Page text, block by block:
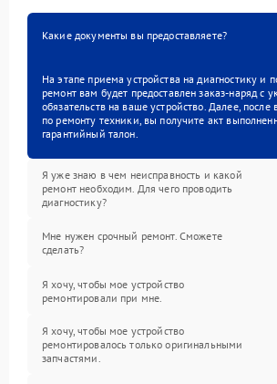
Какие документы вы предоставляете?
На этапе приема устройства на диагностику и
ремонт вам будет предоставлен заказ-наряд с
обязательств на ваше устройство. Далее, после
по ремонту техники, вы получите акт
гарантийный талон.
Я уже знаю в чем неисправность и какой
ремонт необходим. Для чего проводить
диагностику?
Мне нужен срочный ремонт. Сможете
сделать?
Я хочу, чтобы мое устройство
ремонтировали при мне.
Я хочу, чтобы мое устройство
ремонтировалось только оригинальными
запчастями.